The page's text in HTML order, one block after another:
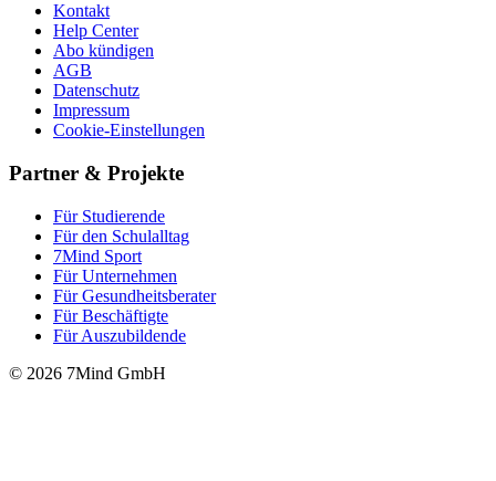
Kontakt
Help Center
Abo kündigen
AGB
Datenschutz
Impressum
Cookie-Einstellungen
Partner & Projekte
Für Stu­die­rende
Für den Schulalltag
7Mind Sport
Für Unter­neh­men
Für Gesund­heits­be­ra­ter
Für Beschäftigte
Für Auszubildende
© 2026 7Mind GmbH